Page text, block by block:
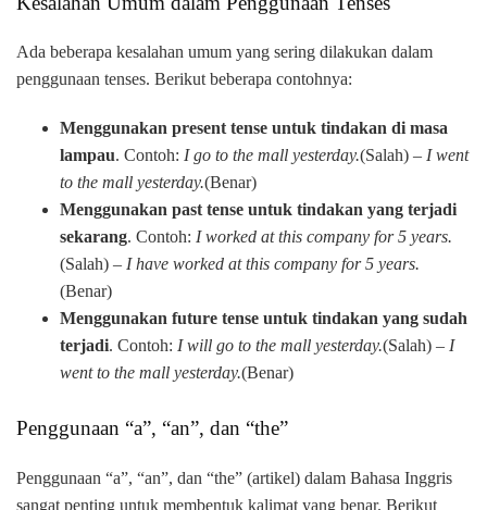
Ada beberapa kesalahan umum yang sering dilakukan dalam
penggunaan tenses. Berikut beberapa contohnya:
Menggunakan present tense untuk tindakan di masa
lampau. Contoh: I go to the mall yesterday.(Salah) – I went
to the mall yesterday.(Benar)
Menggunakan past tense untuk tindakan yang terjadi
sekarang. Contoh: I worked at this company for 5 years.
(Salah) – I have worked at this company for 5 years.
(Benar)
Menggunakan future tense untuk tindakan yang sudah
terjadi. Contoh: I will go to the mall yesterday.(Salah) – I
went to the mall yesterday.(Benar)
Penggunaan “a”, “an”, dan “the”
Penggunaan “a”, “an”, dan “the” (artikel) dalam Bahasa Inggris
sangat penting untuk membentuk kalimat yang benar. Berikut